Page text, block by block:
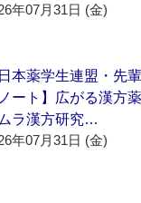
年07月31日 (金)
日本薬学生連盟・先
ート】広がる漢方
ラ漢方研究…
年07月31日 (金)